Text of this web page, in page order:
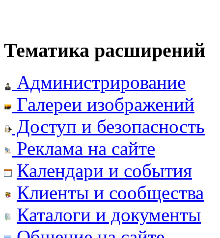
Тематика расширений
Администрирование
Галереи изображений
Доступ и безопасность
Реклама на сайте
Календари и события
Клиенты и сообщества
Каталоги и документы